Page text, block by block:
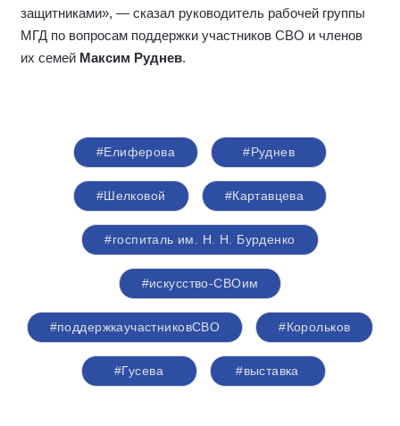
защитниками», — сказал руководитель рабочей группы
МГД по вопросам поддержки участников СВО и членов
их семей Максим Руднев.
#Елиферова #Руднев
#Шелковой #Картавцева
#госпиталь им. Н. Н. Бурденко
#искусство-СВОим
#поддержкаучастниковСВО #Корольков
#Гусева #выставка